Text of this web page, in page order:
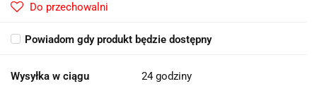
Do przechowalni
Powiadom gdy produkt będzie dostępny
Wysyłka w ciągu 24 godziny